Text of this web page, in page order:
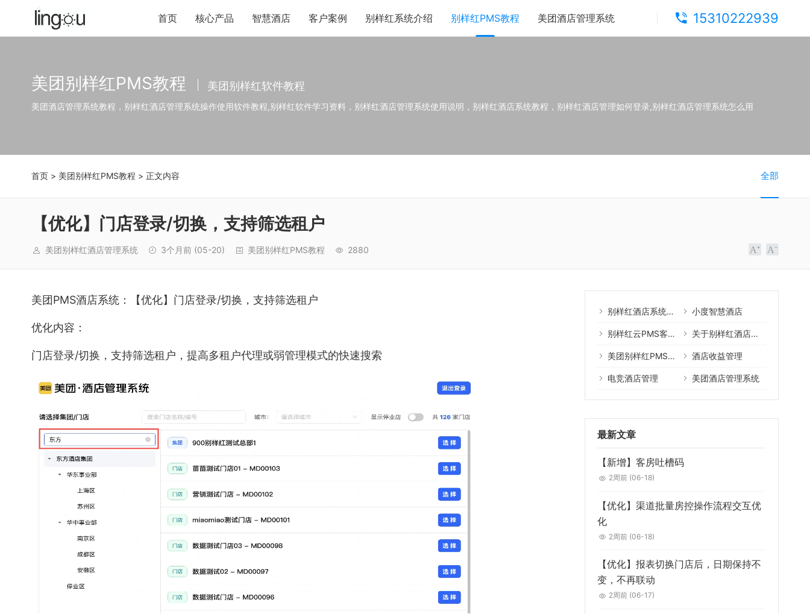
15310222939
首页 核心产品 智慧酒店 客户案例 别样红系统介绍 别样红PMS教程 美团酒店管理系统
美团别样红PMS教程 美团别样红软件教程
美团酒店管理系统教程，别样红酒店管理系统操作使用软件教程,别样红软件学习资料，别样红酒店管理系统使用说明，别样红酒店系统教程，别样红酒店管理如何登录,别样红酒店管理系统怎么用
首页 > 美团别样红PMS教程 > 正文内容 全部
【优化】门店登录/切换，支持筛选租户
美团别样红酒店管理系统 3个月前 (05-20) 美团别样红PMS教程 2880
美团PMS酒店系统：【优化】门店登录/切换，支持筛选租户
优化内容：
门店登录/切换，支持筛选租户，提高多租户代理或弱管理模式的快速搜索
别样红酒店系统核心产品 小度智慧酒店
别样红云PMS客户案例 关于别样红酒店管理系统
美团别样红PMS教程 酒店收益管理
电竞酒店管理 美团酒店管理系统
最新文章
【新增】客房吐槽码
2周前(06-18)
【优化】渠道批量房控操作流程交互优
化
2周前(06-18)
【优化】报表切换门店后，日期保持不
变，不再联动
2周前(06-17)